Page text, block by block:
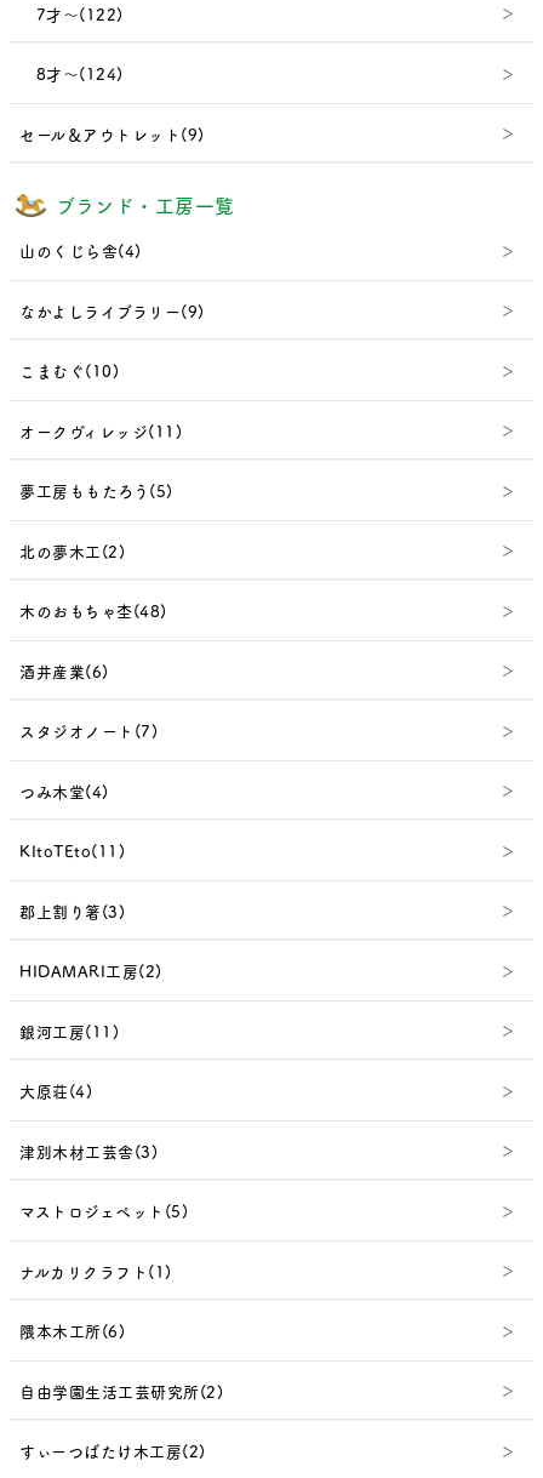
7才～(122)
8才～(124)
セール＆アウトレット(9)
ブランド・工房一覧
山のくじら舎(4)
なかよしライブラリー(9)
こまむぐ(10)
オークヴィレッジ(11)
夢工房ももたろう(5)
北の夢木工(2)
木のおもちゃ杢(48)
酒井産業(6)
スタジオノート(7)
つみ木堂(4)
KItoTEto(11)
郡上割り箸(3)
HIDAMARI工房(2)
銀河工房(11)
大原荘(4)
津別木材工芸舎(3)
マストロジェペット(5)
ナルカリクラフト(1)
隈本木工所(6)
自由学園生活工芸研究所(2)
すぃーつばたけ木工房(2)